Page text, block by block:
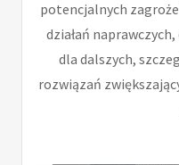
potencjalnych
działań
dla dalszych,
rozwiązań